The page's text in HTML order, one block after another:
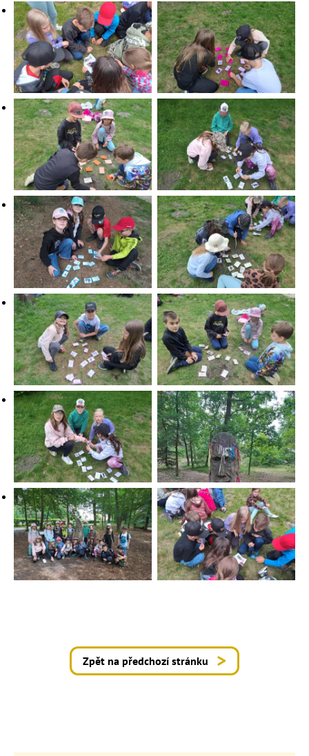
Zpět na předchozí stránku